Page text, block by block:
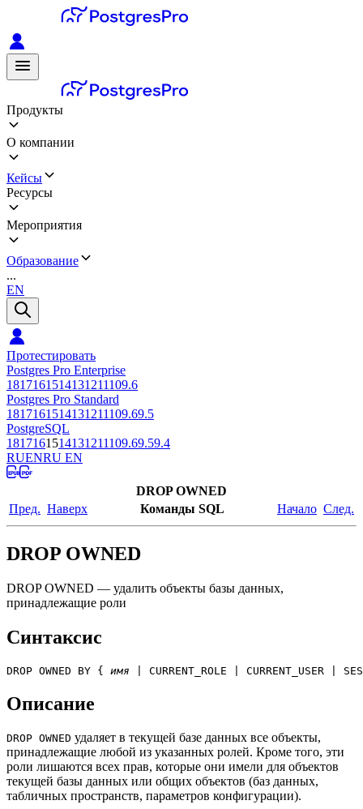
Продукты
О компании
Кейсы
Ресурсы
Мероприятия
Образование
...
EN
Протестировать
Postgres Pro Enterprise
1817161514131211109.6
Postgres Pro Standard
1817161514131211109.69.5
PostgreSQL
1817161514131211109.69.59.4
RUENRU EN
DROP OWNED
Пред. Наверх Команды SQL Начало След.
DROP OWNED
DROP OWNED — удалить объекты базы данных,
принадлежащие роли
Синтаксис
DROP OWNED BY { имя | CURRENT_ROLE | CURRENT_USER
Описание
DROP OWNED удаляет в текущей базе данных все объекты,
принадлежащие любой из указанных ролей. Кроме того, эти
роли лишаются всех прав, которые они имели для объектов
текущей базы данных или общих объектов (баз данных,
табличных пространств, параметров конфигурации).